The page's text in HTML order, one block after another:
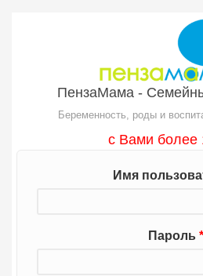
ПензаМама -
Беременность, роды и
с Вами более
Имя
Пароль *